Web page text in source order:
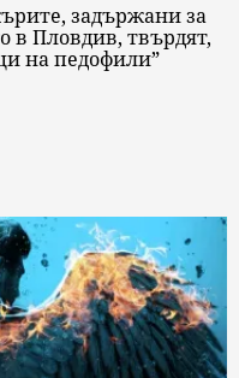
задържани за
в Пловдив, твърдят,
на педофили”